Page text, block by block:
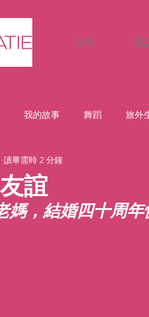
課程 部
我的故事 舞蹈 旅外
誼
讀畢需時 2 分鐘
媽，結婚四十周年